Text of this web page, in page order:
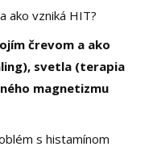
ako vzniká HIT?
črevom a ako
svetla (terapia
magnetizmu
s histamínom